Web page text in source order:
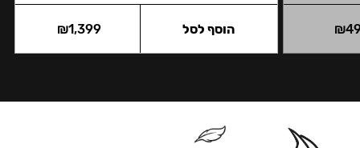
₪
₪1,399 הוסף לסל